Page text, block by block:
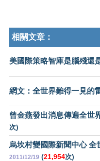
相關文章：
美國際策略智庫是腦殘還
網文：全世界難得一見的
曾金燕發出消息傳遍全世
次)
烏坎村變國際新聞中心 全
2011/12/19 (21,954次)